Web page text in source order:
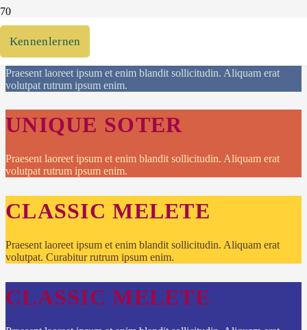
Kennenlernen
UNIQUE SOTER
Praesent laoreet ipsum et enim blandit sollicitudin. Aliquam erat
volutpat rutrum ipsum enim.
UNIQUE SOTER
Praesent laoreet ipsum et enim blandit sollicitudin. Aliquam erat
volutpat rutrum ipsum enim.
CLASSIC MELETE
Praesent laoreet ipsum et enim blandit sollicitudin. Aliquam erat
volutpat. Curabitur rutrum ipsum enim.
CLASSIC MELETE